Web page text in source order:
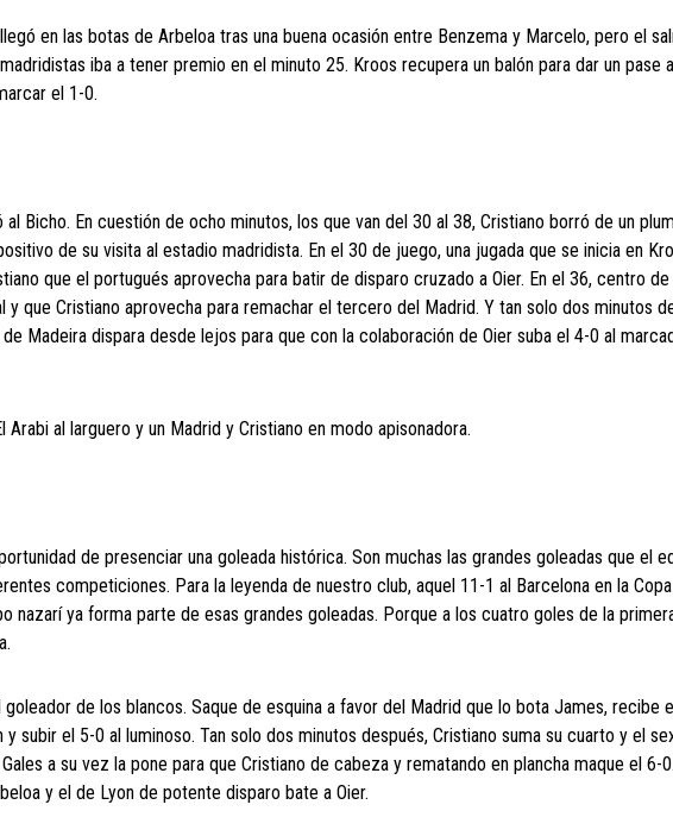
en las botas de Arbeloa tras una buena ocasión entre Benzema y Marcelo, pero el
iba a tener premio en el minuto 25. Kroos recupera un balón para dar un pase
el 1-0.
Bicho. En cuestión de ocho minutos, los que van del 30 al 38, Cristiano borró de un
de su visita al estadio madridista. En el 30 de juego, una jugada que se inicia en
que el portugués aprovecha para batir de disparo cruzado a Oier. En el 36, centro
y que Cristiano aprovecha para remachar el tercero del Madrid. Y tan solo dos minutos
Madeira dispara desde lejos para que con la colaboración de Oier suba el 4-0 al
al larguero y un Madrid y Cristiano en modo apisonadora.
de presenciar una goleada histórica. Son muchas las grandes goleadas que el
competiciones. Para la leyenda de nuestro club, aquel 11-1 al Barcelona en la
nazarí ya forma parte de esas grandes goleadas. Porque a los cuatro goles de la
de los blancos. Saque de esquina a favor del Madrid que lo bota James, recibe
subir el 5-0 al luminoso. Tan solo dos minutos después, Cristiano suma su cuarto y el
a su vez la pone para que Cristiano de cabeza y rematando en plancha maque el 6-
y el de Lyon de potente disparo bate a Oier.